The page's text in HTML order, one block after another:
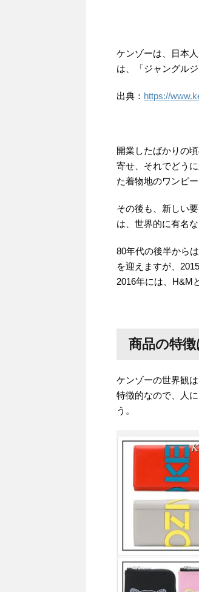
ケンゾーは、日本
は、「ジャングル
出典： https://
開業したばかりの
寄せ、それでどう
た着物地のワンピ
その後も、新しい
は、世界的に有名
80年代の後半から
を迎えますが、
2016年には、H&M
商品の特徴
ケンゾーの世界観
特徴的なので、人
う。